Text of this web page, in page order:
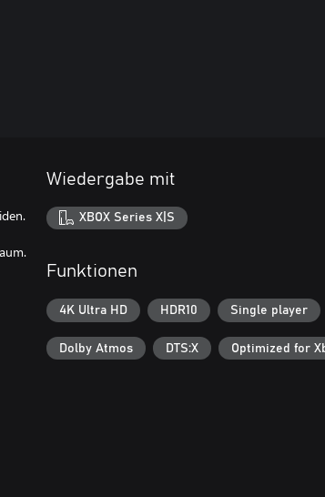
Wiedergabe mit
XBOX Series X|S
Funktionen
4K Ultra HD HDR10 Single player
Dolby Atmos DTS:X Optimized for